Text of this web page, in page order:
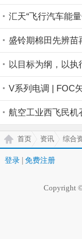
盛铃期棉田先辨苗
首页 资讯 综合
登录 免费注册
Copyright